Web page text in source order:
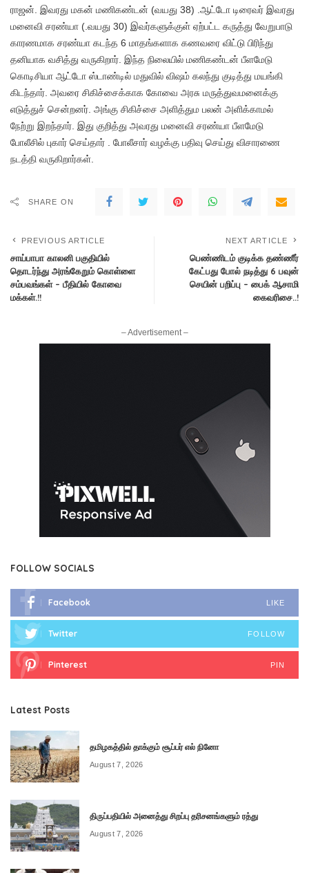
ராஜன். இவரது மகன் மணிகண்டன் (வயது 38) .ஆட்டோ டிரைவர் இவரது
மனைவி சரண்யா (.வயது 30) இவர்களுக்குள் ஏற்பட்ட கருத்து வேறுபாடு
காரணமாக சரண்யா கடந்த 6 மாதங்களாக கணவரை விட்டு பிரிந்து
தனியாக வசித்து வருகிறார். இந்த நிலையில் மணிகண்டன் பீளமேடு
கொடிசியா ஆட்டோ ஸ்டாண்டில் மதுவில் விஷம் கலந்து குடித்து மயங்கி
கிடந்தார். அவரை சிகிச்சைக்காக கோவை அரசு மருத்துவமனைக்கு
எடுத்துச் சென்றனர். அங்கு சிகிச்சை அளித்தும பலன் அளிக்காமல்
நேற்று இறந்தார். இது குறித்து அவரது மனைவி சரண்யா பீளமேடு
போலீசில் புகார் செய்தார் . போலீசார் வழக்கு பதிவு செய்து விசாரணை
நடத்தி வருகிறார்கள்.
SHARE ON
PREVIOUS ARTICLE
சாய்பாபா காலனி பகுதியில்
தொடர்ந்து அரங்கேறும் கொள்ளை
சம்பவங்கள் – பீதியில் கோவை
மக்கள்.!!
NEXT ARTICLE
பெண்ணிடம் குடிக்க தண்ணீர்
கேட்பது போல் நடித்து 6 பவுன்
செயின் பறிப்பு – பைக் ஆசாமி
கைவரிசை..!
– Advertisement –
FOLLOW SOCIALS
Facebook LIKE
Twitter FOLLOW
Pinterest PIN
Latest Posts
தமிழகத்தில் தாக்கும் சூப்பர் எல் நினோ
August 7, 2026
திருப்பதியில் அனைத்து சிறப்பு தரிசனங்களும் ரத்து
August 7, 2026